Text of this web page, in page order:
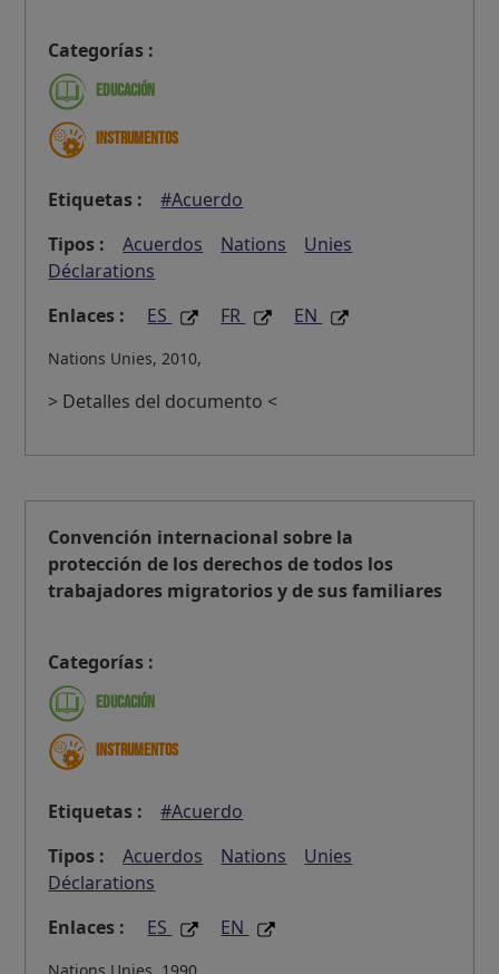
Categorías :
Educación
Instrumentos
Etiquetas :
#Acuerdo
Tipos :
Acuerdos Nations
Unies
Déclarations
Enlaces :
ES FR EN
Nations Unies, 2010,
> Detalles del documento <
Convención internacional sobre la
protección de los derechos de todos los
trabajadores migratorios y de sus familiares
Categorías :
Educación
Instrumentos
Etiquetas :
#Acuerdo
Tipos :
Acuerdos Nations
Unies
Déclarations
Enlaces :
ES EN